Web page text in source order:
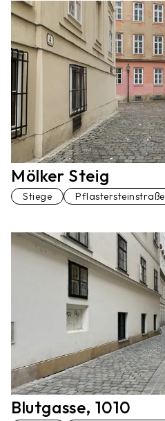
Mölker Steig
Stiege Pflastersteinstraße
Blutgasse, 1010